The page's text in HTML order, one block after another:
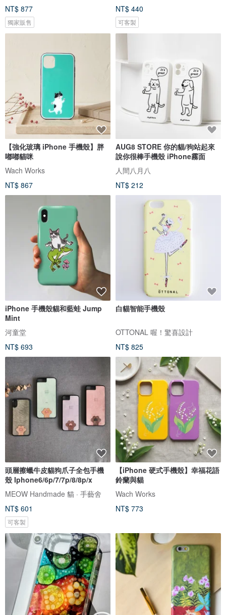
NT$ 877
獨家販售
NT$ 440
可客製
【強化玻璃 iPhone 手機殼】胖
嘟嘟貓咪
Wach Works
NT$ 867
AUG8 STORE 你的貓/狗站起來
說你很棒手機殼 iPhone霧面
人間八月八
NT$ 212
iPhone 手機殼貓和藍蛙 Jump
Mint
河童堂
NT$ 693
白貓智能手機殼
OTTONAL 喔！驚喜設計
NT$ 825
頭層擦蠟牛皮貓狗爪子全包手機
殼 Iphone6/6p/7/7p/8/8p/x
MEOW Handmade 貓 · 手藝舍
NT$ 601
可客製
【iPhone 硬式手機殼】幸福花語
鈴蘭與貓
Wach Works
NT$ 773